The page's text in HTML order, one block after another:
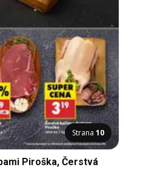
Strana 10
Piroška, Čerstvá